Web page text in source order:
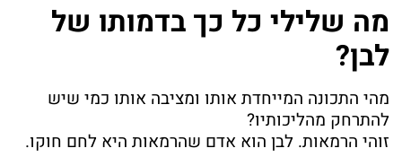
מה שלילי כל כך בדמותו של
לבן?
מהי התכונה המייחדת אותו ומציבה אותו כמי שיש
להתרחק מהליכותיו?
זוהי הרמאות. לבן הוא אדם שהרמאות היא לחם חוקו.